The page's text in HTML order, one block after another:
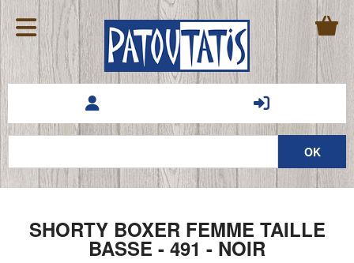
SHORTY BOXER FEMME TAILLE
BASSE - 491 - NOIR